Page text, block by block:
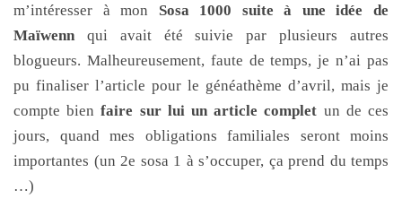
m’intéresser à mon Sosa 1000 suite à une idée de
Maïwenn qui avait été suivie par plusieurs autres
blogueurs. Malheureusement, faute de temps, je n’ai pas
pu finaliser l’article pour le généathème d’avril, mais je
compte bienfaire sur lui un article complet un de ces
jours, quand mes obligations familiales seront moins
importantes (un 2e sosa 1 à s’occuper, ça prend du temps
…)